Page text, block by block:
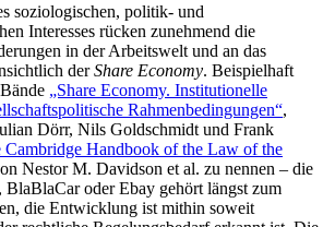
soziologischen, politik- und
Interesses rücken zunehmend die
in der Arbeitswelt und an das
derShare Economy. Beispielhaft
„Share Economy. Institutionelle
Rahmenbedingungen“,
Dörr, Nils Goldschmidt und Frank
Cambridge Handbook of the Law of the
Nestor M. Davidson et al. zu nennen – die
oder Ebay gehört längst zum
die Entwicklung ist mithin soweit